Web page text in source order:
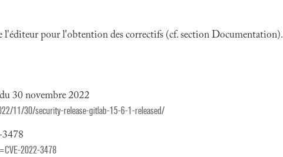
l'éditeur pour l'obtention des correctifs (cf. section Documentation).
30 novembre 2022
11/30/security-release-gitlab-15-6-1-released/
2022-3478